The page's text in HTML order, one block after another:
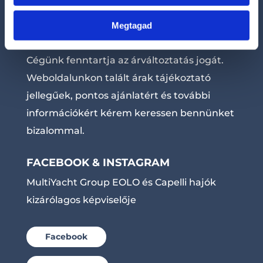
Megtagad
KEDVES ÉRDEKLŐDŐ!
Az összes hajónál megjelölt listaár nettó
alapár, mely motort nem tartalmazza!
Cégünk fenntartja az árváltoztatás jogát.
Weboldalunkon talált árak tájékoztató
jellegűek, pontos ajánlatért és további
információkért kérem keressen bennünket
bizalommal.
FACEBOOK & INSTAGRAM
MultiYacht Group EOLO és Capelli hajók
kizárólagos képviselője
Facebook